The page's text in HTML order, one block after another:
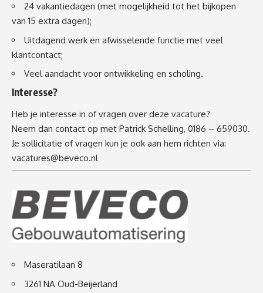
24 vakantiedagen (met mogelijkheid tot het bijkopen
van 15 extra dagen);
Uitdagend werk en afwisselende functie met veel
klantcontact;
Veel aandacht voor ontwikkeling en scholing.
Interesse?
Heb je interesse in of vragen over deze vacature?
Neem dan contact op met Patrick Schelling, 0186 – 659030.
Je sollicitatie of vragen kun je ook aan hem richten via:
vacatures@beveco.nl
Maseratilaan 8
3261 NA Oud-Beijerland